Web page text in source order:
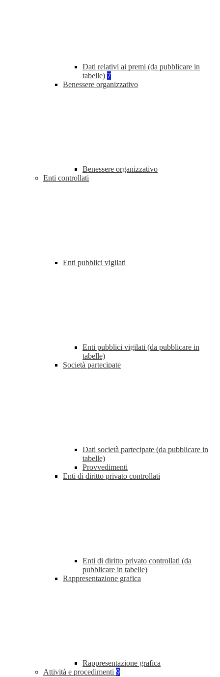
Dati relativi ai premi (da pubblicare in
tabelle) 7
Benessere organizzativo
Benessere organizzativo
Enti controllati
Enti pubblici vigilati
Enti pubblici vigilati (da pubblicare in
tabelle)
Società partecipate
Dati società partecipate (da pubblicare in
tabelle)
Provvedimenti
Enti di diritto privato controllati
Enti di diritto privato controllati (da
pubblicare in tabelle)
Rappresentazione grafica
Rappresentazione grafica
Attività e procedimenti 9